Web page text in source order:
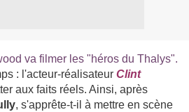
: l'acteur-réalisateur Clint
aux faits réels. Ainsi, après
, s'apprête-t-il à mettre en scène